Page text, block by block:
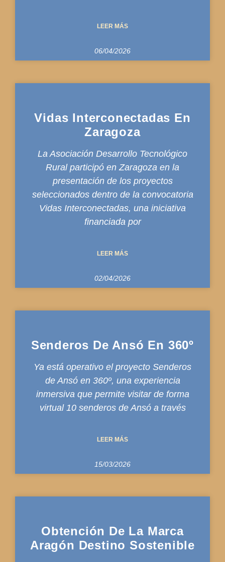
LEER MÁS
06/04/2026
Vidas Interconectadas En
Zaragoza
La Asociación Desarrollo Tecnológico
Rural participó en Zaragoza en la
presentación de los proyectos
seleccionados dentro de la convocatoria
Vidas Interconectadas, una iniciativa
financiada por
LEER MÁS
02/04/2026
Senderos De Ansó En 360º
Ya está operativo el proyecto Senderos
de Ansó en 360º, una experiencia
inmersiva que permite visitar de forma
virtual 10 senderos de Ansó a través
LEER MÁS
15/03/2026
Obtención De La Marca
Aragón Destino Sostenible